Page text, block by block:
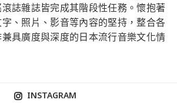
誌雜誌皆完成其階段性任務。懷抱著
、照片、影音等內容的堅持，整合各
具廣度與深度的日本流行音樂文化情
INSTAGRAM